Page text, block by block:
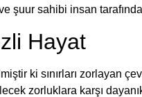
şuur sahibi insan
Hayat
ki sınırları zorlayan
zorluklara karşı